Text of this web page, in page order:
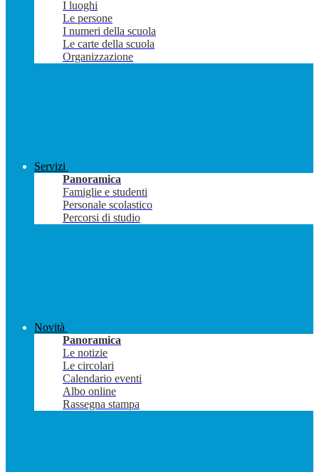
I luoghi
Le persone
I numeri della scuola
Le carte della scuola
Organizzazione
Servizi
Panoramica
Famiglie e studenti
Personale scolastico
Percorsi di studio
Novità
Panoramica
Le notizie
Le circolari
Calendario eventi
Albo online
Rassegna stampa